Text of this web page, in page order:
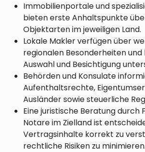
Immobilienportale und
bieten erste Anhaltspunkte
Objektarten im jeweiligen Land.
Lokale Makler verfügen über
regionalen Besonderheiten
Auswahl und Besichtigung
Behörden und Konsulate
Aufenthaltsrechte,
Ausländer sowie steuerliche
Eine juristische Beratung durch
Notare im Zielland ist
Vertragsinhalte korrekt zu
rechtliche Risiken zu minimieren.